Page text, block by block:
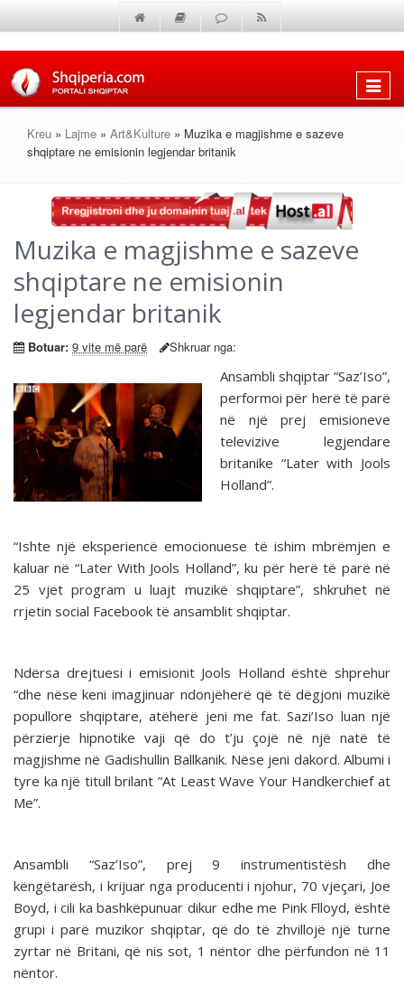
Shfaq
Kreu » Lajme » Art&Kulture » Muzika e magjishme e sazeve
shqiptare ne emisionin legjendar britanik
Muzika e magjishme e sazeve
shqiptare ne emisionin
legjendar britanik
Botuar: 9 vite më parë Shkruar nga:
Ansambli shqiptar “Saz’Iso”,
performoi për herë të parë
në një prej emisioneve
televizive legjendare
britanike “Later with Jools
Holland”.
“Ishte një eksperiencë emocionuese të ishim mbrëmjen e
kaluar në “Later With Jools Holland”, ku për herë të parë në
25 vjet program u luajt muzikë shqiptare”, shkruhet në
rrjetin social Facebook të ansamblit shqiptar.
Ndërsa drejtuesi i emisionit Jools Holland është shprehur
“dhe nëse keni imagjinuar ndonjëherë që të dëgjoni muzikë
popullore shqiptare, atëherë jeni me fat. Sazi’Iso luan një
përzierje hipnotike vaji që do t’ju çojë në një natë të
magjishme në Gadishullin Ballkanik. Nëse jeni dakord. Albumi i
tyre ka një titull brilant ”At Least Wave Your Handkerchief at
Me”.
Ansambli “Saz’Iso”, prej 9 instrumentistësh dhe
këngëtarësh, i krijuar nga producenti i njohur, 70 vjeçari, Joe
Boyd, i cili ka bashkëpunuar dikur edhe me Pink Flloyd, është
grupi i parë muzikor shqiptar, që do të zhvillojë një turne
zyrtar në Britani, që nis sot, 1 nëntor dhe përfundon në 11
nëntor.